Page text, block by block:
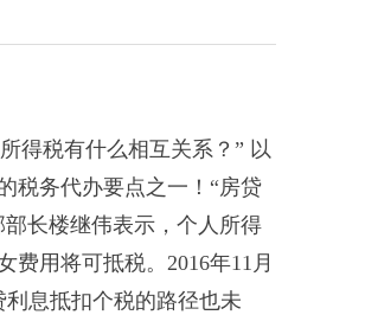
得税有什么相互关系？” 以
税务代办要点之一！“房贷
长楼继伟表示，个人所得
用将可抵税。2016年11月
息抵扣个税的路径也未